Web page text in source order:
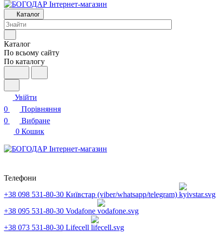
Каталог
Каталог
По всьому сайту
По каталогу
Увійти
0
Порівняння
0
Вибране
0 Кошик
Телефони
+38 098 531-80-30 Київстар (viber/whatsapp/telegram)
+38 095 531-80-30 Vodafone
+38 073 531-80-30 Lifecell